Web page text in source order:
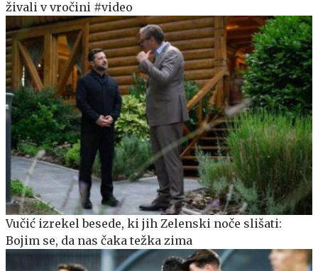
živali v vročini #video
Vučić izrekel besede, ki jih Zelenski noče slišati:
Bojim se, da nas čaka težka zima